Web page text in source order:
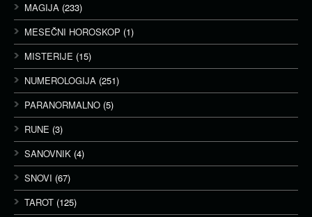
MAGIJA (233)
MESEČNI HOROSKOP (1)
MISTERIJE (15)
NUMEROLOGIJA (251)
PARANORMALNO (5)
RUNE (3)
SANOVNIK (4)
SNOVI (67)
TAROT (125)